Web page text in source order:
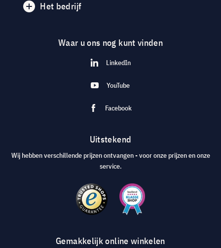
Het bedrijf
Waar u ons nog kunt vinden
LinkedIn
YouTube
Facebook
Uitstekend
Wij hebben verschillende prijzen ontvangen - voor onze prijzen en onze
service.
Gemakkelijk online winkelen